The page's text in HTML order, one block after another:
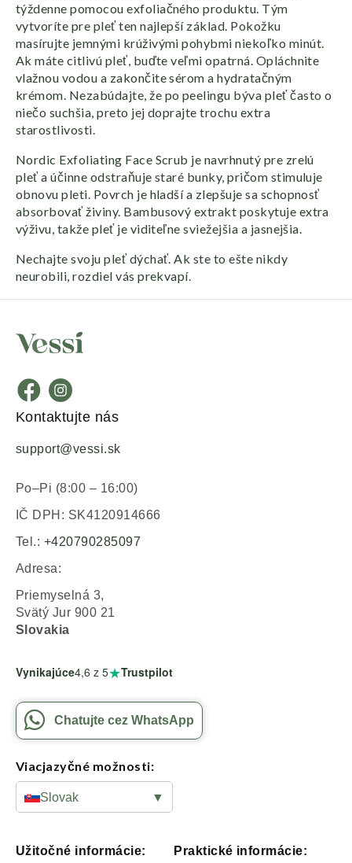
týždenne pomocou exfoliačného produktu. Tým
vytvoríte pre pleť ten najlepší základ. Pokožku
masírujte jemnými krúživými pohybmi niekoľko minút.
Ak máte citlivú pleť, buďte veľmi opatrná. Opláchnite
vlažnou vodou a zakončite sérom a hydratačným
krémom. Nezabúdajte, že po peelingu býva pleť často o
niečo suchšia, preto jej doprajte trochu extra
starostlivosti.
Nordic Exfoliating Face Scrub je navrhnutý pre zrelú
pleť a účinne odstraňuje staré bunky, pričom stimuluje
obnovu pleti. Povrch je hladší a zlepšuje sa schopnosť
absorbovať živiny. Bambusový extrakt poskytuje extra
výživu, takže pleť je viditeľne sviežejšia a jasnejšia.
Nechajte svoju pleť dýchať. Ak ste to ešte nikdy
neurobili, rozdiel vás prekvapí.
Kontaktujte nás
support@vessi.sk
Po–Pi (8:00 – 16:00)
IČ DPH: SK4120914666
Tel.: +420790285097
Adresa:
Priemyselná 3,
Svätý Jur 900 21
Slovakia
Vynikajúce4,6 z 5★Trustpilot
Chatujte cez WhatsApp
Viacjazyčné možnosti:
Slovak ▼
Užitočné informácie: Praktické informácie: